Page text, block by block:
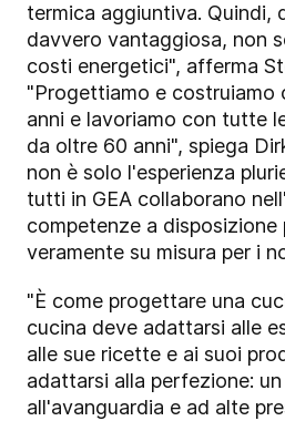
termica aggiuntiva. Quindi,
davvero vantaggiosa, non
costi energetici", afferma
"Progettiamo e costruiamo
anni e lavoriamo con tutte
da oltre 60 anni", spiega
non è solo l'esperienza
tutti in GEA collaborano
competenze a
veramente su misura per i
"È come progettare una
cucina deve adattarsi alle
alle sue ricette e ai suoi
adattarsi alla perfezione:
all'avanguardia e ad alte